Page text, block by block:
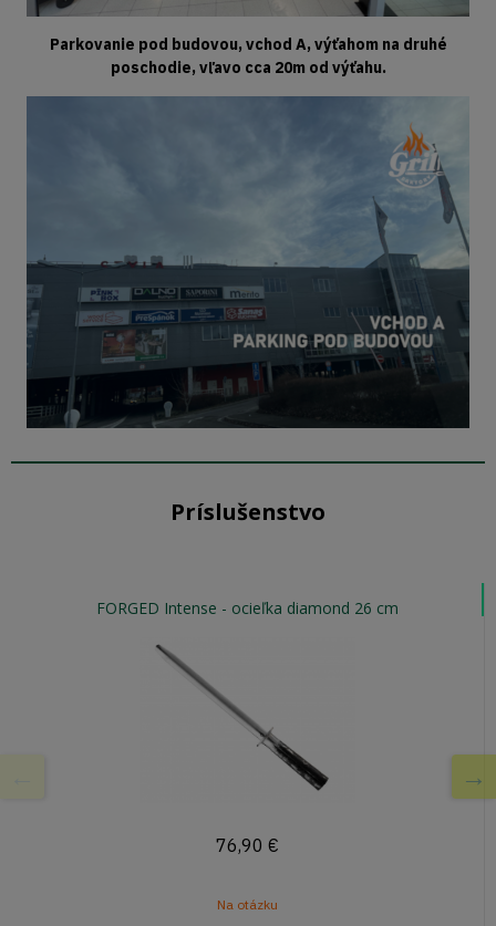
Parkovanie pod budovou, vchod A, výťahom na druhé
poschodie, vľavo cca 20m od výťahu.
Príslušenstvo
FORGED Intense - ocieľka diamond 26 cm
76,90 €
Na otázku